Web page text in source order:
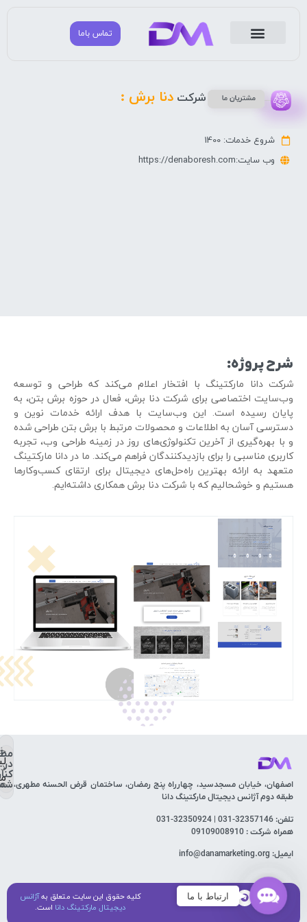
تماس باما
شرکت دنا برش :
شروع خدمات: 1400
وب سایت:https://denaboresh.com
شرح پروژه:
شرکت دانا مارکتینگ با افتخار اعلام می‌کند که طراحی و توسعه
وب‌سایت اختصاصی برای شرکت دنا برش، فعال در حوزه برش بتن، به
پایان رسیده است. این وب‌سایت با هدف ارائه خدمات نوین و
دسترسی آسان به اطلاعات و محصولات مرتبط با برش بتن طراحی شده
و با بهره‌گیری از آخرین تکنولوژی‌های روز در زمینه طراحی وب، تجربه
کاربری مناسبی را برای بازدیدکنندگان فراهم می‌کند. ما در دانا مارکتینگ
متعهد به ارائه بهترین راه‌حل‌های دیجیتال برای ارتقای کسب‌وکارها
هستیم و خوشحالیم که با شرکت دنا برش همکاری داشته‌ایم.
اصفهان، خیابان مسجدسید، چهارراه پنج رمضان، ساختمان قرض الحسنه مطهری،
طبقه دوم آژانس دیجیتال مارکتینگ دانا
تلفن: 32357146-031 | 32350924-031
همراه شرکت : 09109008910
ایمیل: info@danamarketing.org
در
کلیه حقوق این سایت متعلق بهآژانس
دیجیتال مارکتینگ دانا است.
Contact
Us
ارتباط با ما